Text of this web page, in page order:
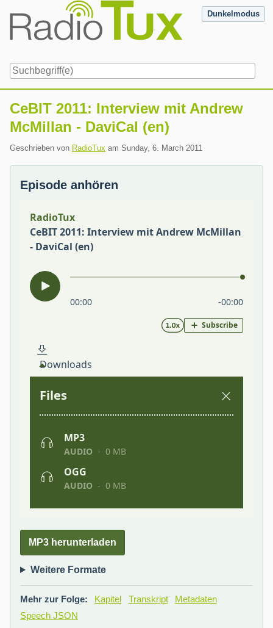
content
Dunkelmodus
CeBIT 2011: Interview mit Andrew
McMillan - DaviCal (en)
Geschrieben von RadioTux am Sunday, 6. March 2011
Episode anhören
MP3 herunterladen
Weitere Formate
Mehr zur Folge: Kapitel Transkript
Metadaten
Speech JSON